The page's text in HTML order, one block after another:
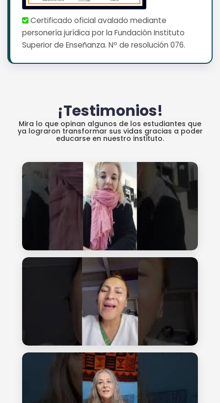
Certificado oficial avalado mediante
personería jurídica por la Fundación Instituto
Superior de Enseñanza. Nº de resolución 076.
¡Testimonios!
Mira lo que opinan algunos de los estudiantes que
ya lograron transformar sus vidas gracias a poder
educarse en nuestro instituto.